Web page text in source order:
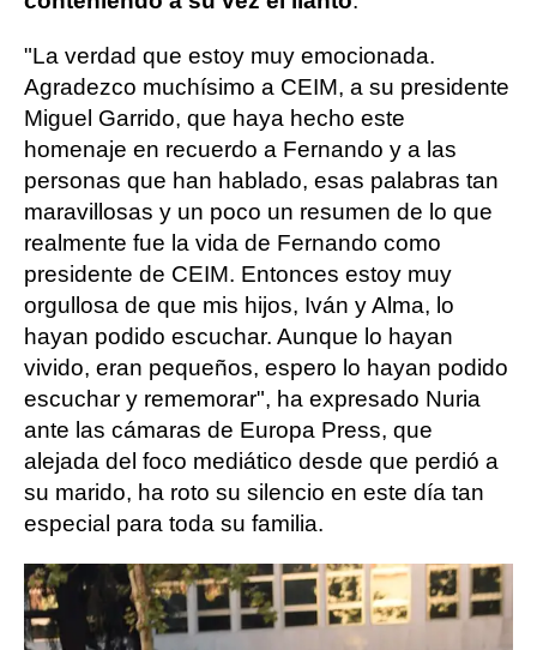
"La verdad que estoy muy emocionada.
Agradezco muchísimo a CEIM, a su presidente
Miguel Garrido, que haya hecho este
homenaje en recuerdo a Fernando y a las
personas que han hablado, esas palabras tan
maravillosas y un poco un resumen de lo que
realmente fue la vida de Fernando como
presidente de CEIM. Entonces estoy muy
orgullosa de que mis hijos, Iván y Alma, lo
hayan podido escuchar. Aunque lo hayan
vivido, eran pequeños, espero lo hayan podido
escuchar y rememorar", ha expresado Nuria
ante las cámaras de Europa Press, que
alejada del foco mediático desde que perdió a
su marido, ha roto su silencio en este día tan
especial para toda su familia.